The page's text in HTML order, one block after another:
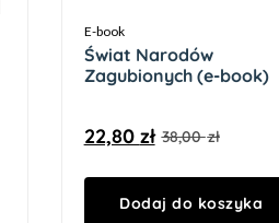
E-book
Świat Narodów
Zagubionych (e-book)
38,00zł
22,80 zł
Dodaj do koszyka